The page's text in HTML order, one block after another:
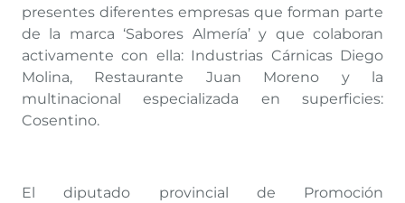
presentes diferentes empresas que forman parte
de la marca ‘Sabores Almería’ y que colaboran
activamente con ella: Industrias Cárnicas Diego
Molina, Restaurante Juan Moreno y la
multinacional especializada en superficies:
Cosentino.
El diputado provincial de Promoción